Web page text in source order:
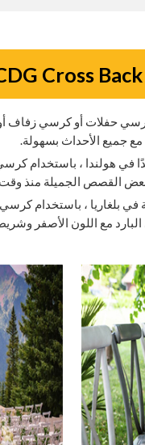
حفلات أو كرسي زفاف
بعض القصص الجميلة منذ
البارد مع اللون الأصفر